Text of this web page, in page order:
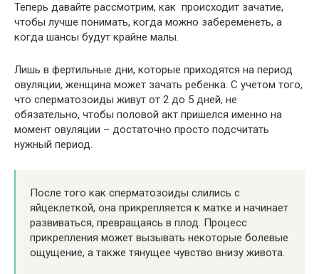
Теперь давайте рассмотрим, как происходит зачатие,
чтобы лучше понимать, когда можно забеременеть, а
когда шансы будут крайне малы.
Лишь в фертильные дни, которые приходятся на период
овуляции, женщина может зачать ребенка. С учетом того,
что сперматозоиды живут от 2 до 5 дней, не
обязательно, чтобы половой акт пришелся именно на
момент овуляции – достаточно просто подсчитать
нужный период.
После того как сперматозоиды слились с
яйцеклеткой, она прикрепляется к матке и начинает
развиваться, превращаясь в плод. Процесс
прикрепления может вызывать некоторые болевые
ощущение, а также тянущее чувство внизу живота.